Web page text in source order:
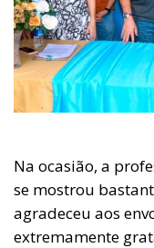
Na ocasião, a
se mostrou
agradeceu aos
extremamente